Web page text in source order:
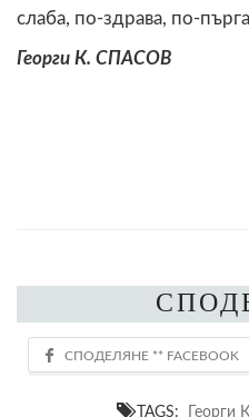
слаба, по-здрава, по-
Георги К. СПАСОВ
TAGS: Георги